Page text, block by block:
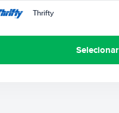
Thrifty
Selecionar